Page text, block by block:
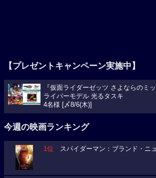
【プレゼントキャンペーン実施中】
『仮面ライダーゼッツ さよならのミ
ライバーモデル 光るタスキ
4名様 [〆8/6(木)]
今週の映画ランキング
1位 スパイダーマン：ブランド・ニ